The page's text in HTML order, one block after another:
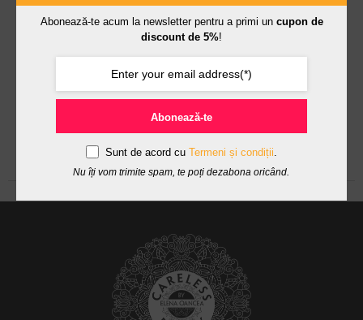
Abonează-te acum la newsletter pentru a primi un cupon de
discount de 5%!
Abonează-te
Sunt de acord cu Termeni și condiții.
Nu îți vom trimite spam, te poți dezabona oricând.